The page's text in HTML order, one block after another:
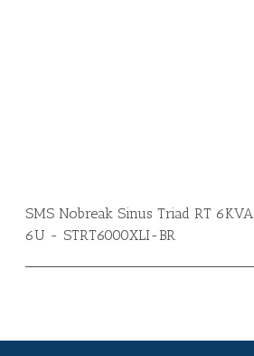
SMS Nobreak Sinus Triad RT 6KVA
6U - STRT6000XLI-BR